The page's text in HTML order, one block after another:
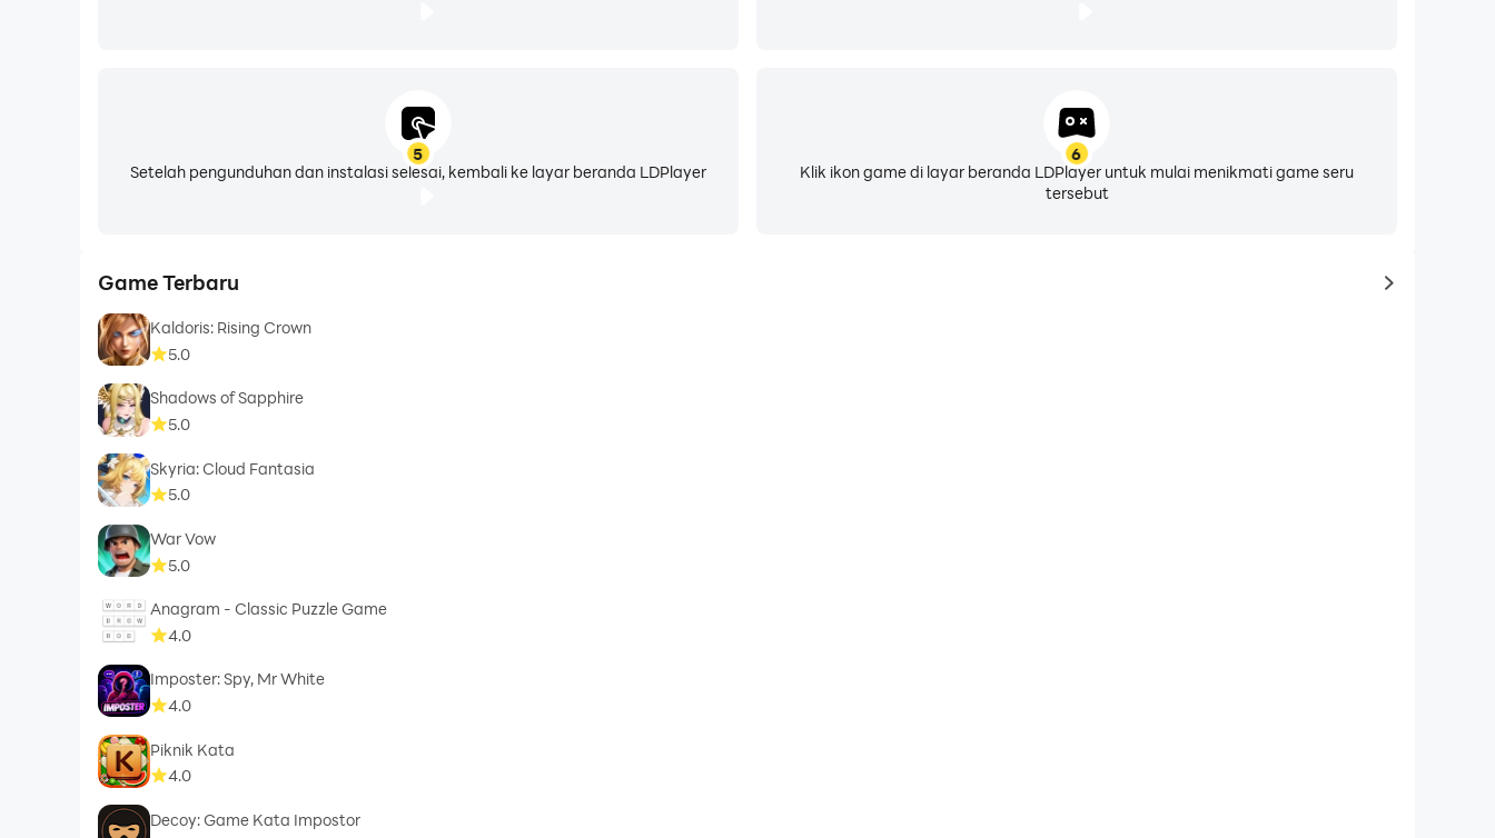
5
Setelah pengunduhan dan instalasi selesai, kembali ke layar beranda LDPlayer
6
Klik ikon game di layar beranda LDPlayer untuk mulai menikmati game seru
tersebut
Game Terbaru to latest
Kaldoris: Rising Crown
5.0
Shadows of Sapphire
5.0
Skyria: Cloud Fantasia
5.0
War Vow
5.0
Anagram - Classic Puzzle Game
4.0
Imposter: Spy, Mr White
4.0
Piknik Kata
4.0
Decoy: Game Kata Impostor